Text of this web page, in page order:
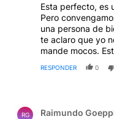
Esta perfecto, es
Pero
una persona de
te aclaro que yo
mande mocos.
RESPONDER 0
RG Raimundo